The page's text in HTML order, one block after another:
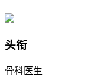
头衔
骨科医生